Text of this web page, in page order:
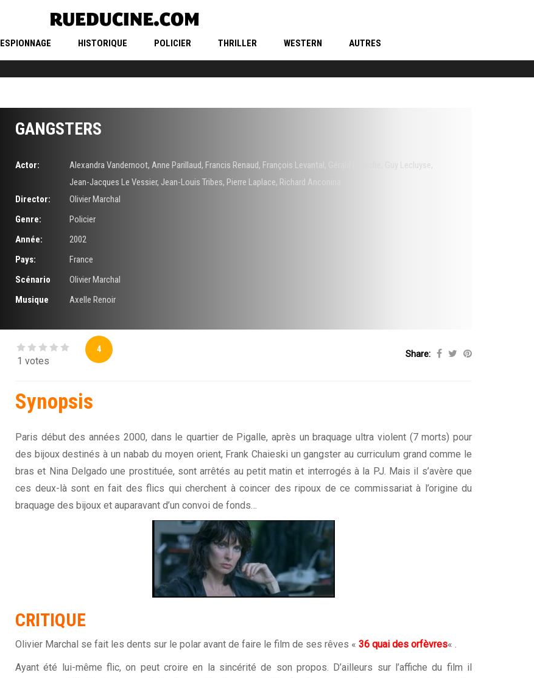
ESPIONNAGE HISTORIQUE POLICIER THRILLER WESTERN AUTRES
GANGSTERS
Actor: Alexandra Vandernoot, Anne Parillaud, Francis Renaud, François Levantal Guy Lecluyse,
Jean-Jacques Le Vessier, Jean-Louis Tribes, Pierre Laplace, Richard Anconina
Director:
Olivier Marchal
Genre:
Policier
Année:
2002
Pays:
France
Scénario
Olivier Marchal
Musique
Axelle Renoir
1 votes
4 Share:
Synopsis
Paris début des années 2000, dans le quartier de Pigalle, après un braquage ultra violent (7 morts) pour
des bijoux destinés à un nabab du moyen orient, Frank Chaieski un gangster au curriculum grand comme le
bras et Nina Delgado une prostituée, sont arrêtés au petit matin et interrogés à la PJ. Mais il s’avère que
ces deux-là sont en fait des flics qui cherchent à coincer des ripoux de ce commissariat à l’origine du
braquage des bijoux et auparavant d’un convoi de fonds…
CRITIQUE
Olivier Marchal se fait les dents sur le polar avant de faire le film de ses rêves « 36 quai des orfèvres« .
Ayant été lui-même flic, on peut croire en la sincérité de son propos. D’ailleurs sur l’affiche du film il